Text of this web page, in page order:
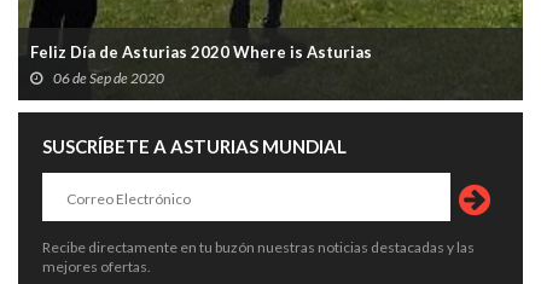
Feliz Día de Asturias 2020 Where is Asturias
06 de Sep de 2020
SUSCRÍBETE A ASTURIAS MUNDIAL
Recibe directamente en tu buzón nuestras noticias destacadas y las
mejores ofertas.